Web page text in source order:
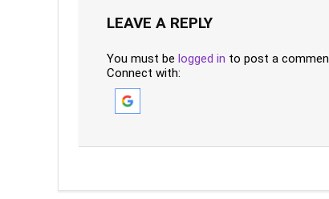
LEAVE A REPLY
You must be logged in to post a
Connect with: